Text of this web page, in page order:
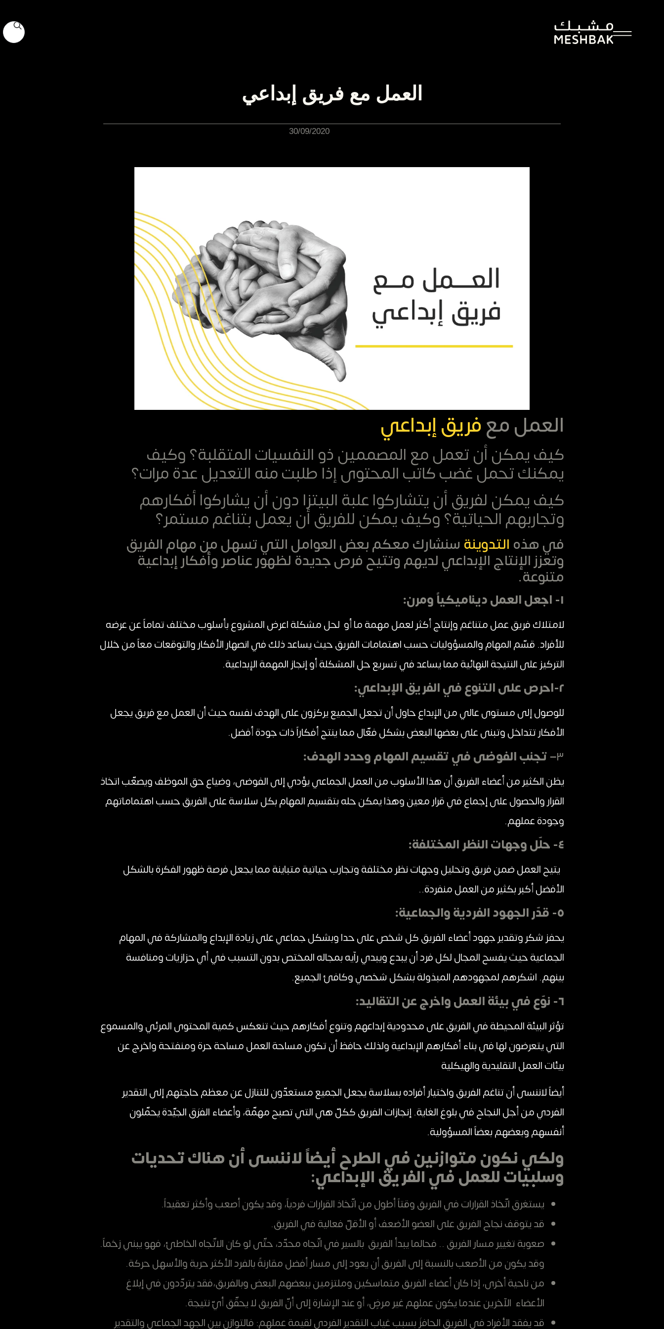
العمل مع فريق إبداعي
30/09/2020
العمل معفريق إبداعي
كيف يمكن أن تعمل مع المصممين ذو النفسيات المتقلبة؟ وكيف
يمكنك تحمل غضب كاتب المحتوى إذا طلبت منه التعديل عدة مرات؟
كيف يمكن لفريق أن يتشاركوا علبة البيتزا دون أن يشاركوا أفكارهم
وتجاربهم الحياتية؟ وكيف يمكن للفريق أن يعمل بتناغم مستمر؟
في هذه التدوينة سنشارك معكم بعض العوامل التي تسهل من مهام الفريق
وتعزز الإنتاج الإبداعي لديهم وتتيح فرص جديدة لظهور عناصر وأفكار إبداعية
متنوعة.
١- اجعل العمل ديناميكياً ومرن:
لامتلاك فريق عمل متناغم وإنتاج أكثر لعمل مهمة ما أو لحل مشكلة اعرض المشروع بأسلوب مختلف تماماً عن عرضه
للأفراد. قسّم المهام والمسؤوليات حسب اهتمامات الفريق حيث يساعد ذلك في انصهار الأفكار والتوقعات معاً من خلال
التركيز على النتيجة النهائية مما يساعد في تسريع حل المشكلة أو إنجاز المهمة الإبداعية.
٢-احرص على التنوع في الفريق الإبداعي :
للوصول إلى مستوى عالي من الإبداع حاول أن تجعل الجميع يركزون على الهدف نفسه حيث أن العمل مع فريق يجعل
الأفكار تتداخل وتبنى على بعضها البعض بشكل فعّال مما ينتج أفكاراً ذات جودة أفضل.
٣– تجنب الفوضى في تقسيم المهام وحدد الهدف:
يظن الكثير من أعضاء الفريق أن هذا الأسلوب من العمل الجماعي يؤدي إلى الفوضى، وضياع حق الموظف ويصعّب اتخاذ
القرار والحصول على إجماع في قرار معين وهذا يمكن حله بتقسيم المهام بكل سلاسة على الفريق حسب اهتماماتهم
وجودة عملهم.
٤- حلّل وجهات النظر المختلفة:
يتيح العمل ضمن فريق وتحليل وجهات نظر مختلفة وتجارب حياتية متباينة مما يجعل فرصة ظهور الفكرة بالشكل
الأفضل أكبر بكثير من العمل منفردة..
٥- قدّر الجهود الفردية والجماعية:
يحفز شكر وتقدير جهود أعضاء الفريق كل شخص على حدا وبشكل جماعي على زيادة الإبداع والمشاركة في المهام
الجماعية حيث يفسح المجال لكل فرد أن يبدع ويبدي رآيه بمجاله المختص بدون التسبب في أي حزازيات ومنافسة
بينهم. اشكرهم لمجهودهم المبذولة بشكل شخصي وكافئ الجميع.
٦- نوّع في بيئة العمل واخرج عن التقاليد:
تؤثر البيئة المحيطة في الفريق على محدودية إبداعهم وتنوع أفكارهم حيث تنعكس كمية المحتوى المرئي والمسموع
التي يتعرضون لها في بناء أفكارهم الإبداعية ولذلك حافظ أن تكون مساحة العمل مساحة حرة ومنفتحة واخرج عن
بيئات العمل التقليدية والهيكلية
أيضاً لاننسى أن تناغم الفريق واختيار أفراده بسلاسة يجعل الجميع مستعدّون للتنازل عن معظم حاجتهم إلى التقدير
الفردي من أجل النجاح في بلوغ الغاية. إنجازات الفريق ككلّ هي التي تصبح مهمّة، وأعضاء الفرَق الجيّدة يحمّلون
أنفسهم وبعضهم بعضاً المسؤولية.
ولكي نكون متوازنين في الطرح أيضاً لاننسى أن هناك تحديات
وسلبيات للعمل في الفريق الإبداعي:
يستغرق اتّخاذ القرارات في الفريق وقتاً أطول من اتّخاذ القرارات فردياً، وقد يكون أصعب وأكثر تعقيداً.
قد يتوقف نجاح الفريق على العضو الأضعف أو الأقلّ فعالية في الفريق.
صعوبة تغيير مسار الفريق .. فحالما يبدأ الفريق بالسير في اتّجاه محدّد، حتّى لو كان الاتّجاه الخاطئ، فهو يبني زخماً.
وقد يكون من الأصعب بالنسبة إلى الفريق أن يعود إلى مسار أفضل مقارنةً بالفرد الأكثر حرية والأسهل حركة.
من ناحية أخرى، إذا كان أعضاء الفريق متماسكين وملتزمين ببعضهم البعض وبالفريق،فقد يتردّدون في إبلاغ
الأعضاء الآخرين عندما يكون عملهم غير مرضٍ، أو عند الإشارة إلى أنّ الفريق لا يحقّق أيّ نتيجة.
قد يفقد الأفراد في الفريق الحافزَ بسبب غياب التقدير الفردي لقيمة عملهم: فالتوازن بين الجهد الجماعي والتقدير